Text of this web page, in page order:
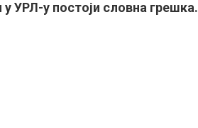
УРЛ-у постоји словна грешка.